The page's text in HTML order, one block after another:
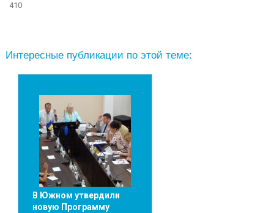
410
Интересные публикации по этой теме:
В Южном утвердили
новую Программу